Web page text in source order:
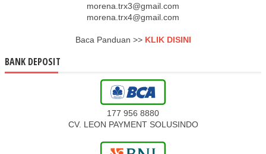
morena.trx3@gmail.com
morena.trx4@gmail.com
Baca Panduan >> KLIK DISINI
BANK DEPOSIT
177 956 8880
CV. LEON PAYMENT SOLUSINDO